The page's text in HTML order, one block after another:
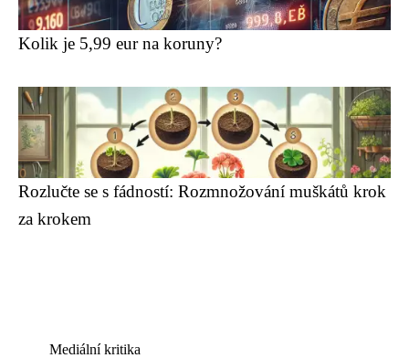
Kolik je 5,99 eur na koruny?
Rozlučte se s fádností: Rozmnožování muškátů krok
za krokem
Mediální kritika